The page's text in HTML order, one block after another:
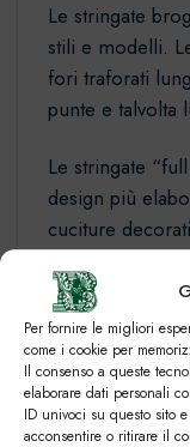
Per fornire le migliori
come i cookie per
Il consenso a queste
elaborare dati personali
ID univoci su questo sito
acconsentire o ritirare il
Le stringate
stili e modelli.
fori traforati
punte e talvolta
Le stringate
design più
cuciture
Negli ultimi
suole colorate
solo alcune
tocco